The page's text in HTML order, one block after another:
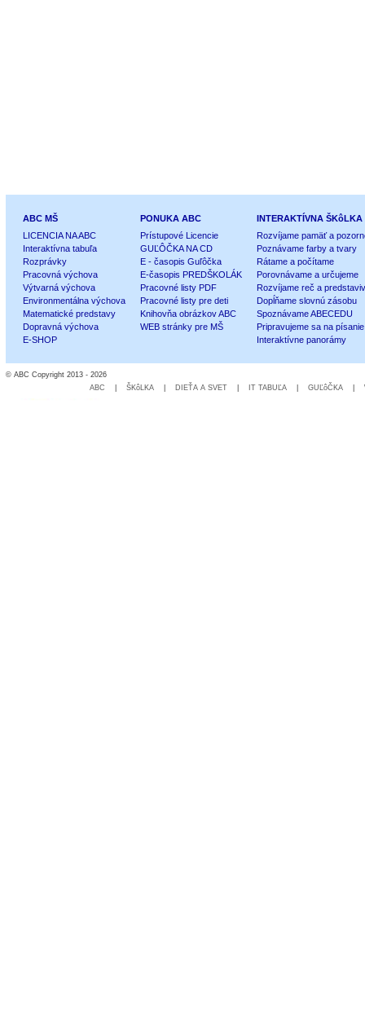
ABC MŠ
LICENCIA NA ABC
Interaktívna tabuľa
Rozprávky
Pracovná výchova
Výtvarná výchova
Environmentálna výchova
Matematické predstavy
Dopravná výchova
E-SHOP
PONUKA ABC
Prístupové Licencie
GUĽÔČKA NA CD
E - časopis Guľôčka
E-časopis PREDŠKOLÁK
Pracovné listy PDF
Pracovné listy pre deti
Knihovňa obrázkov ABC
WEB stránky pre MŠ
INTERAKTÍVNA ŠKôLKA
Rozvíjame pamäť a
Poznávame farby a tvary
Rátame a počítame
Porovnávame a určujeme
Rozvíjame reč a
Dopĺňame slovnú zásobu
Spoznávame ABECEDU
Pripravujeme sa na písanie
Interaktívne panorámy
© ABC Copyright 2013 - 2026
ABC
ŠKôLKA DIEŤA A SVET IT TABUĽA GUĽôČKA